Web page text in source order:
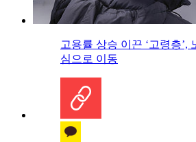
고용률 상승 이끈 ‘고령층’,
심으로 이동